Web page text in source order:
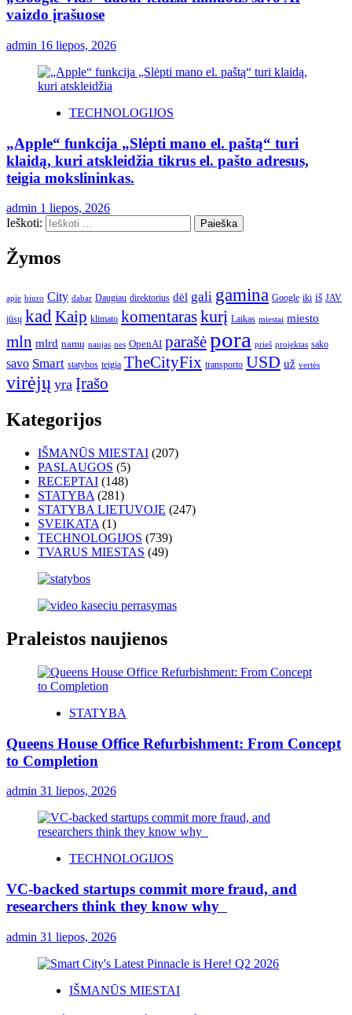
vaizdo įrašuose
admin 16 liepos, 2026
TECHNOLOGIJOS
„Apple“ funkcija „Slėpti mano el. paštą“ turi
klaidą, kuri atskleidžia tikrus el. pašto adresus,
teigia mokslininkas.
admin 1 liepos, 2026
Ieškoti:
Žymos
apie biuro City dabar Daugiau direktorius dėl gali gamina Google iki iš JAV
jūsų kad Kaip klimato komentaraskurį Laikas miestai miesto
mln mlrd namų naujas nes OpenAI parašėpora prieš projektas sako
savo Smart statybos teigia TheCityFix transporto USD už vertės
virėjų yra Įrašo
Kategorijos
IŠMANŪS MIESTAI (207)
PASLAUGOS (5)
RECEPTAI (148)
STATYBA (281)
STATYBA LIETUVOJE (247)
SVEIKATA (1)
TECHNOLOGIJOS (739)
TVARUS MIESTAS (49)
Praleistos naujienos
STATYBA
Queens House Office Refurbishment: From Concept
to Completion
admin 31 liepos, 2026
TECHNOLOGIJOS
VC-backed startups commit more fraud, and
researchers think they know why
admin 31 liepos, 2026
IŠMANŪS MIESTAI